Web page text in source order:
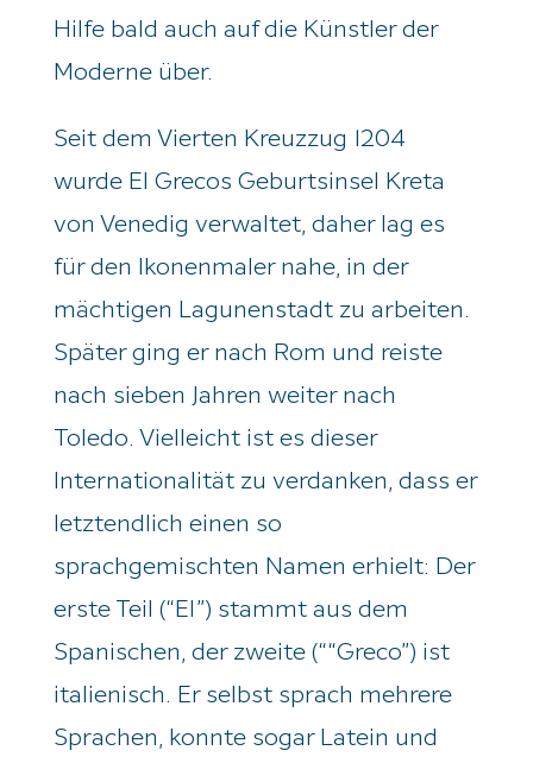
Hilfe bald auch auf die Künstler der
Moderne über.
Seit dem Vierten Kreuzzug 1204
wurde El Grecos Geburtsinsel Kreta
von Venedig verwaltet, daher lag es
für den Ikonenmaler nahe, in der
mächtigen Lagunenstadt zu arbeiten.
Später ging er nach Rom und reiste
nach sieben Jahren weiter nach
Toledo. Vielleicht ist es dieser
Internationalität zu verdanken, dass er
letztendlich einen so
sprachgemischten Namen erhielt: Der
erste Teil (“El”) stammt aus dem
Spanischen, der zweite (““Greco”) ist
italienisch. Er selbst sprach mehrere
Sprachen, konnte sogar Latein und